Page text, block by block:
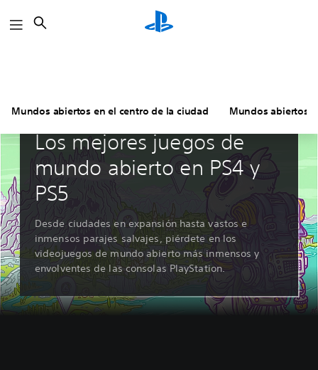
Mundos abiertos en el centro de la ciudad Mundos abiertos
Los mejores juegos de
mundo abierto en PS4 y
PS5
Desde ciudades en expansión hasta vastos e
inmensos parajes salvajes, piérdete en los
videojuegos de mundo abierto más inmensos y
envolventes de las consolas PlayStation.